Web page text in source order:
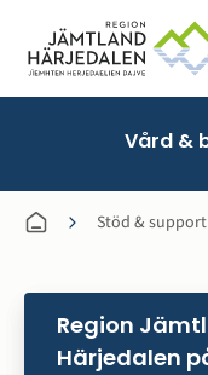
Vård &
Stöd & support
Region
Härjedalen